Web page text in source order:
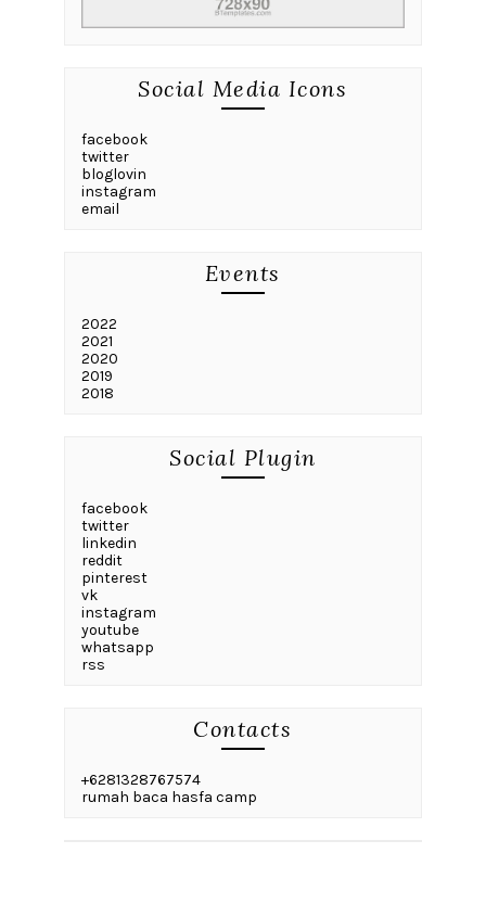
Social Media Icons
facebook
twitter
bloglovin
instagram
email
Events
2022
2021
2020
2019
2018
Social Plugin
facebook
twitter
linkedin
reddit
pinterest
vk
instagram
youtube
whatsapp
rss
Contacts
+6281328767574
rumah baca hasfa camp